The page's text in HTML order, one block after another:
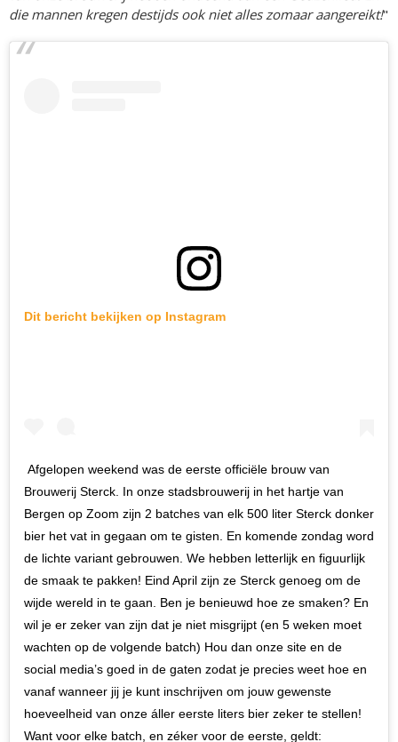
die mannen kregen destijds ook niet alles zomaar aangereikt!"
Dit bericht bekijken op Instagram
Afgelopen weekend was de eerste officiële brouw van
Brouwerij Sterck. In onze stadsbrouwerij in het hartje van
Bergen op Zoom zijn 2 batches van elk 500 liter Sterck donker
bier het vat in gegaan om te gisten. En komende zondag word
de lichte variant gebrouwen. We hebben letterlijk en figuurlijk
de smaak te pakken! Eind April zijn ze Sterck genoeg om de
wijde wereld in te gaan. Ben je benieuwd hoe ze smaken? En
wil je er zeker van zijn dat je niet misgrijpt (en 5 weken moet
wachten op de volgende batch) Hou dan onze site en de
social media’s goed in de gaten zodat je precies weet hoe en
vanaf wanneer jij je kunt inschrijven om jouw gewenste
hoeveelheid van onze áller eerste liters bier zeker te stellen!
Want voor elke batch, en zéker voor de eerste, geldt: